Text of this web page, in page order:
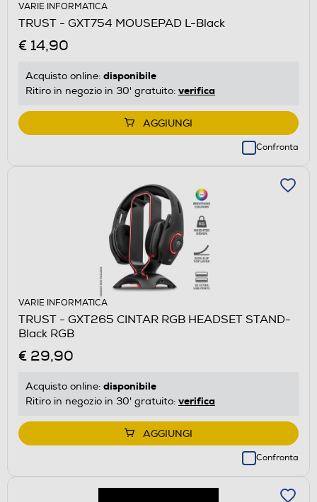
VARIE INFORMATICA
TRUST - GXT754 MOUSEPAD L-Black
€ 14,90
Acquisto online: disponibile
Ritiro in negozio in 30' gratuito: verifica
AGGIUNGI
Confronta
VARIE INFORMATICA
TRUST - GXT265 CINTAR RGB HEADSET STAND-
Black RGB
€ 29,90
Acquisto online: disponibile
Ritiro in negozio in 30' gratuito: verifica
AGGIUNGI
Confronta